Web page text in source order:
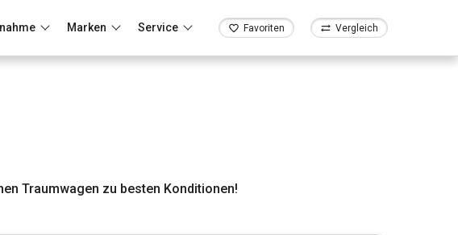
Marken Service Favoriten Vergleich
Traumwagen zu besten Konditionen!